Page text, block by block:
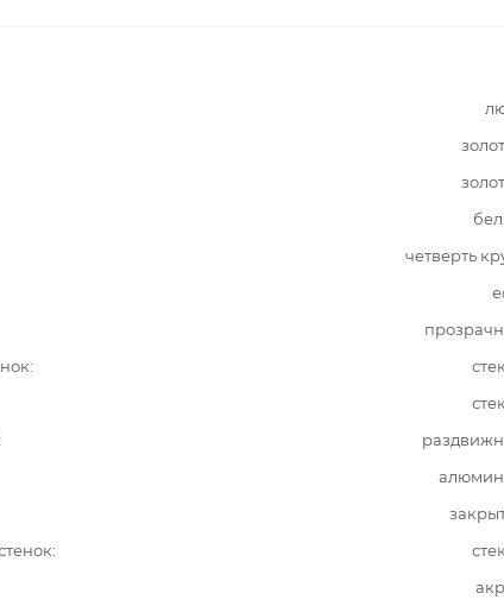
четверть